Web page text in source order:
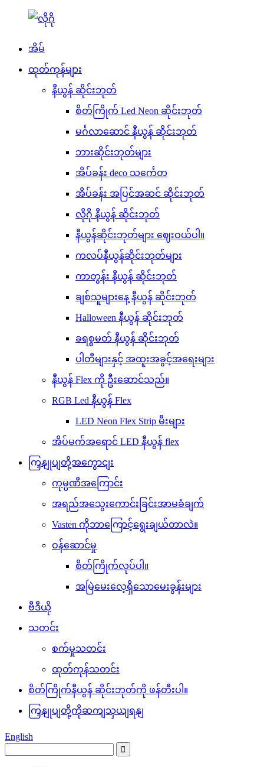
အိမ်
ထုတ်ကုန်များ
နီယွန် ဆိုင်းဘုတ်
စိတ်ကြိုက် Led Neon ဆိုင်းဘုတ်
မင်္ဂလာဆောင် နီယွန် ဆိုင်းဘုတ်
ဘားဆိုင်းဘုတ်များ
အိပ်ခန်း deco သင်္ကေတ
အိပ်ခန်း အပြင်အဆင် ဆိုင်းဘုတ်
လိုဂို နီယွန် ဆိုင်းဘုတ်
နီယွန်ဆိုင်းဘုတ်များ ဈေးဝယ်ပါ။
ကလပ်နီယွန်ဆိုင်းဘုတ်များ
ကာတွန်း နီယွန် ဆိုင်းဘုတ်
ချစ်သူများနေ့ နီယွန် ဆိုင်းဘုတ်
Halloween နီယွန် ဆိုင်းဘုတ်
ခရစ္စမတ် နီယွန် ဆိုင်းဘုတ်
ပါတီများနှင့် အထူးအခွင့်အရေးများ
နီယွန် Flex ကို ဦးဆောင်သည်။
RGB Led နီယွန် Flex
LED Neon Flex Strip မီးများ
အိပ်မက်အရောင် LED နီယွန် flex
ကြှနျုပျတို့အကွောငျး
ကုမ္ပဏီအကြောင်း
အရည်အသွေးကောင်းခြင်းအာမခံချက်
Vasten ကိုဘာကြောင့်ရွေးချယ်တာလဲ။
ဝန်ဆောင်မှု
စိတ်ကြိုက်လုပ်ပါ။
အမြဲမေးလေ့ရှိသောမေးခွန်းများ
ဗီဒီယို
သတင်း
စက်မှုသတင်း
ထုတ်ကုန်သတင်း
စိတ်ကြိုက်နီယွန် ဆိုင်းဘုတ်ကို ဖန်တီးပါ။
ကြှနျုပျတို့ကိုဆကျသှယျရနျ
English